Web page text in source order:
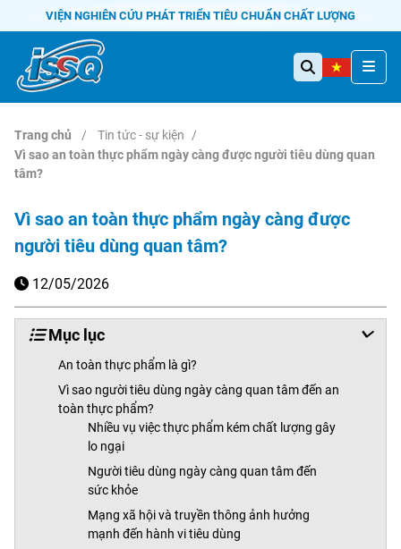
VIỆN NGHIÊN CỨU PHÁT TRIỂN TIÊU CHUẨN CHẤT LƯỢNG
Trang chủ
Tin tức - sự kiện
Vì sao an toàn thực phẩm ngày càng được người tiêu dùng quan
tâm?
Vì sao an toàn thực phẩm ngày càng được
người tiêu dùng quan tâm?
12/05/2026
Mục lục
An toàn thực phẩm là gì?
Vì sao người tiêu dùng ngày càng quan tâm đến an
toàn thực phẩm?
Nhiều vụ việc thực phẩm kém chất lượng gây
lo ngại
Người tiêu dùng ngày càng quan tâm đến
sức khỏe
Mạng xã hội và truyền thông ảnh hưởng
mạnh đến hành vi tiêu dùng